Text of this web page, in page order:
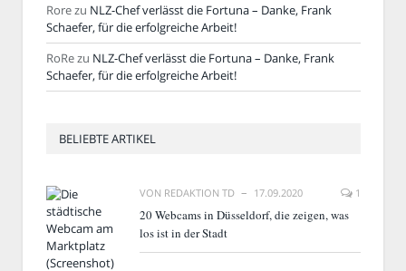
Rorezu NLZ-Chef verlässt die Fortuna – Danke, Frank
Schaefer, für die erfolgreiche Arbeit!
RoRezu NLZ-Chef verlässt die Fortuna – Danke, Frank
Schaefer, für die erfolgreiche Arbeit!
BELIEBTE ARTIKEL
VON REDAKTION TD 17.09.2020 1
20 Webcams in Düsseldorf, die zeigen, was
los ist in der Stadt